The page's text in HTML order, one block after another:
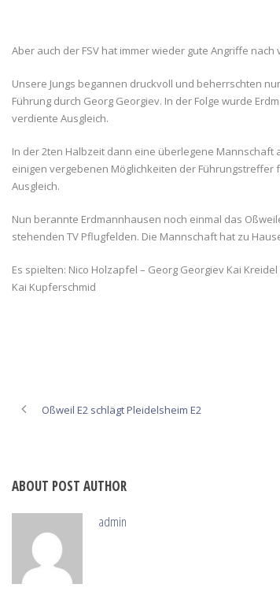
Aber auch der FSV hat immer wieder gute Angriffe
Unsere Jungs begannen druckvoll und beherrschten
Führung durch Georg Georgiev. In der Folge wurde
verdiente Ausgleich.
In der 2ten Halbzeit dann eine überlegene Mannschaft
einigen vergebenen Möglichkeiten der Führungstreffer
Ausgleich.
Nun berannte Erdmannhausen noch einmal das
stehenden TV Pflugfelden. Die Mannschaft hat zu
Es spielten: Nico Holzapfel – Georg Georgiev Kai
Kai Kupferschmid
Oßweil E2 schlägt Pleidelsheim E2
ABOUT POST AUTHOR
admin